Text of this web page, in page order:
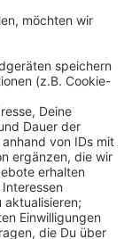
gestern zwei
kam es
Schon im
mit der Online-
gestern nur
vor einiger